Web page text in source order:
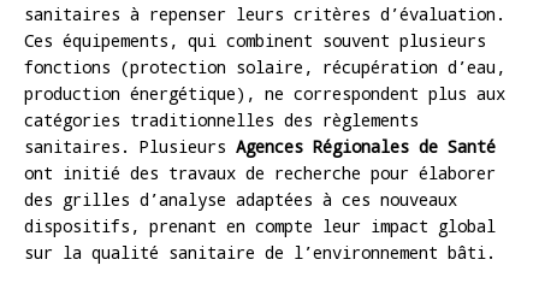
sanitaires à repenser leurs critères d’évaluation.
Ces équipements, qui combinent souvent plusieurs
fonctions (protection solaire, récupération d’eau,
production énergétique), ne correspondent plus aux
catégories traditionnelles des règlements
sanitaires. Plusieurs Agences Régionales de Santé
ont initié des travaux de recherche pour élaborer
des grilles d’analyse adaptées à ces nouveaux
dispositifs, prenant en compte leur impact global
sur la qualité sanitaire de l’environnement bâti.